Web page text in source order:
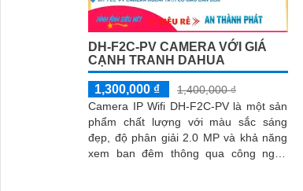
DH-F2C-PV CAMERA VỚI GIÁ
CẠNH TRANH DAHUA
1,300,000 ₫
1,400,000 ₫
Camera IP Wifi DH-F2C-PV là một sản
phẩm chất lượng với màu sắc sáng
đẹp, độ phân giải 2.0 MP và khả năng
xem ban đêm thông qua công nghệ